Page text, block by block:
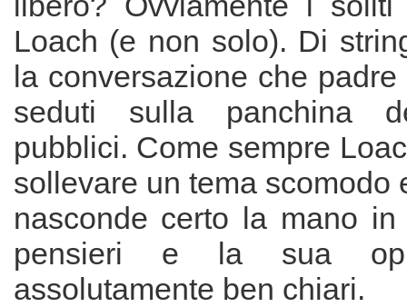
Loach (e non solo). Di
la conversazione che
seduti sulla panchina
pubblici. Come sempre
sollevare un tema scomodo
nasconde certo la mano
pensieri e la sua
assolutamente ben chiari.